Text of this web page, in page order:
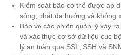
Kiểm soát bão có thể được áp
sóng, phát đa hướng và không
Bảo vệ các phiên quản lý xảy
và xác thực cơ sở dữ liệu cục
lý an toàn qua SSL, SSH và